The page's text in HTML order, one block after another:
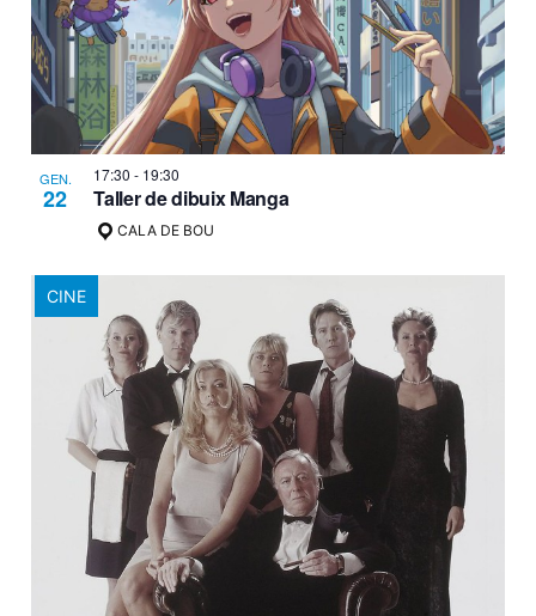
GEN.
22
17:30- 19:30
Taller de dibuix Manga
CALA DE BOU
CINE